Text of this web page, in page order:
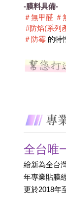
-膜料具備-
＃無甲醛 ＃
＃防霉 的特
全台唯
繪新為全台
年專業貼膜
更於2018年